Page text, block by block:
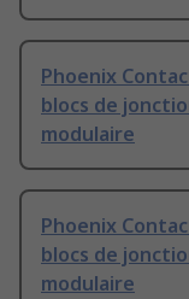
Phoenix
blocs de
modulaire
Phoenix
blocs de
modulaire